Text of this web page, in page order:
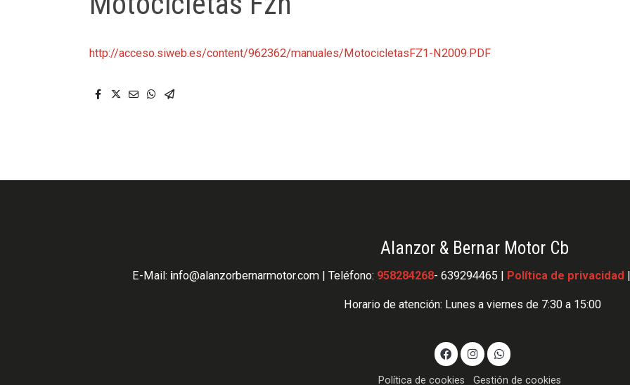
http://acceso.siweb.es/content/962362/manuales/MotocicletasFZ1-N2009.PDF
Alanzor & Bernar Motor Cb
E-Mail: info@alanzorbernarmotor.com | Teléfono: 958284268- 639294465 | Política de privacidad
Horario de atención: Lunes a viernes de 7:30 a 15:00
Política de cookies Gestión de cookies